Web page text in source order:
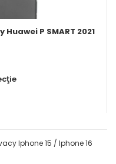
Folie sticlă
Iphone 15 / Iphone 16